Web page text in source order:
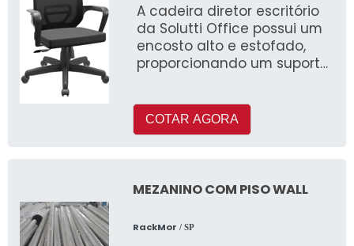
A cadeira diretor escritório
da Solutti Office possui um
encosto alto e estofado,
proporcionando um suporte
fadiga muscular. Seu
assento é amplo e
longas reuniões ou sessões
COTAR AGORA
MEZANINO COM PISO WALL
RackMor / SP